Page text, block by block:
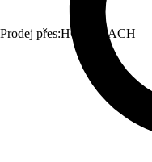
Prodej přes:HORNBACH